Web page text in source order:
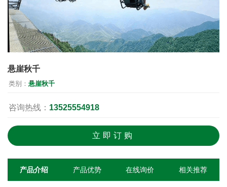
悬崖秋千
类别： 悬崖秋千
咨询热线： 13525554918
立即订购
产品介绍 产品优势 在线询价 相关推荐